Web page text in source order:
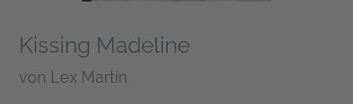
Kissing Madeline
von Lex Martin